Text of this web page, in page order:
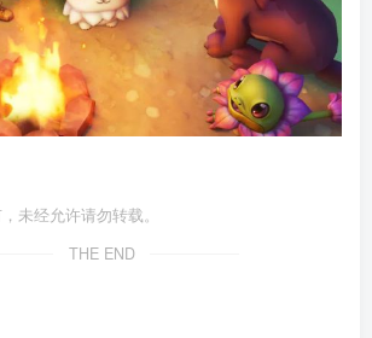
未经允许请勿转载。
THE END